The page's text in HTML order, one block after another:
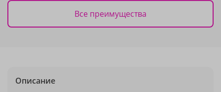
Все преимущества
Описание